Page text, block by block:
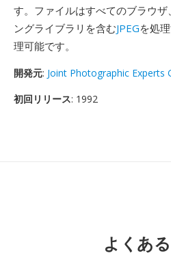
す。ファイルはすべてのブラウザ
ングライブラリを含むJPEGを処
理可能です。
開発元: Joint Photographic Experts
初回リリース: 1992
よくあ